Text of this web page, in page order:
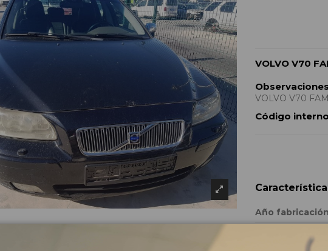
VOLVO V70
VOLVO V70
Código
Año fabricación